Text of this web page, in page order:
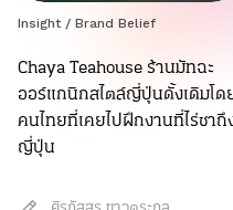
Insight / Brand Belief
Chaya Teahouse ร้านมัทฉะ
ออร์แกนิกสไตล์ญี่ปุ่นดั้งเดิมโด
คนไทยที่เคยไปฝึกงานที่ไร่ชาถึ
ญี่ปุ่น